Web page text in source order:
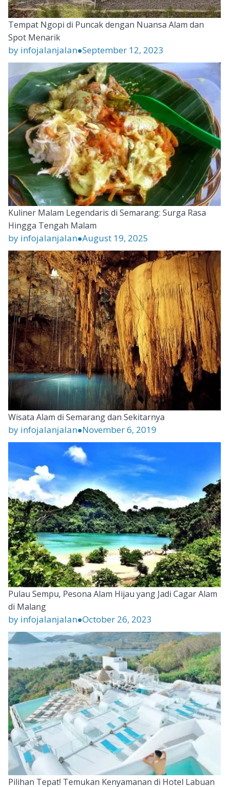
Tempat Ngopi di Puncak dengan Nuansa Alam dan
Spot Menarik
by infojalanjalan●September 12, 2023
Kuliner Malam Legendaris di Semarang: Surga Rasa
Hingga Tengah Malam
by infojalanjalan●August 19, 2025
Wisata Alam di Semarang dan Sekitarnya
by infojalanjalan●November 6, 2019
Pulau Sempu, Pesona Alam Hijau yang Jadi Cagar Alam
di Malang
by infojalanjalan●October 26, 2023
Pilihan Tepat! Temukan Kenyamanan di Hotel Labuan